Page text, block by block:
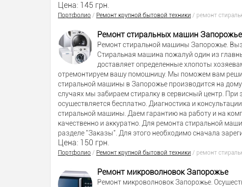
Цена: 145 грн.
Портфолио / Ремонт крупной бытовой техники / ремонт
Ремонт стиральных машин Запорожье
Ремонт стиральной машины Запорожье.
Стиральная машина пожалуй один из
доставляет определенные хлопоты
отремонтируем вашу помощницу. Мы поможем вам
стиральной машины в Запорожье производится на
случаях мы забираем стиралку в сервисный центр. При
осуществляется бесплатно. Диагностика и
стиральной машины. Даем гарантию на работу и на
качественно и аккуратно. Для ремонта стиральной
разделе "Заказы". Для этого необходимо сначала
Цена: 150 грн.
Портфолио / Ремонт крупной бытовой техники / ремонт
Ремонт микроволновок Запорожье
Ремонт микроволновок Запорожье.